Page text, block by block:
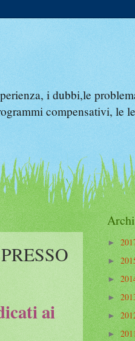
i dubbi,le
compensativi, le
ai
►
►
►
►
►
►